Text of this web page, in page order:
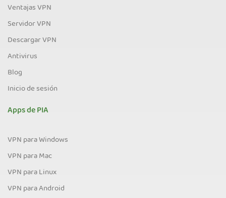
Ventajas VPN
Servidor VPN
Descargar VPN
Antivirus
Blog
Inicio de sesión
Apps de PIA
VPN para Windows
VPN para Mac
VPN para Linux
VPN para Android